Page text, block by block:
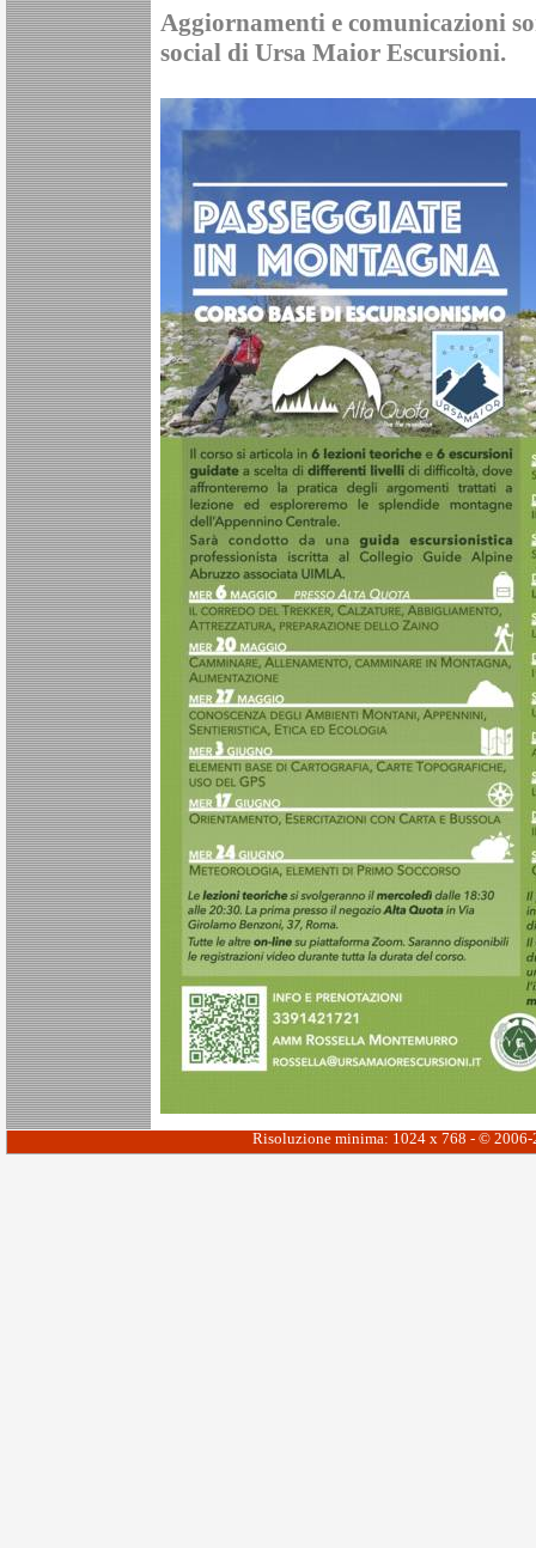
Aggiornamenti e comunicazioni
social di Ursa Maior Escursioni.
Risoluzione minima: 1024 x 768 - ©